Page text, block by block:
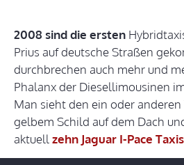
2008 sind die ersten
Prius auf deutsche Straßen
durchbrechen auch mehr und
Phalanx der Diesellimousinen
Man sieht den ein oder
gelbem Schild auf dem Dach
aktuellzehn Jaguar I-Pace Taxis